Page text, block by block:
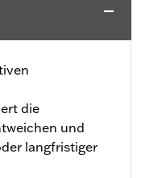
die
und
langfristiger